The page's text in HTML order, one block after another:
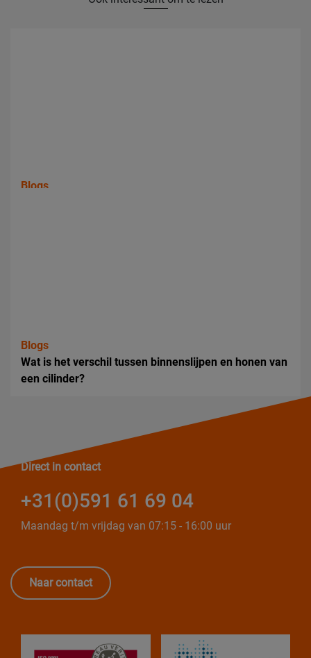
Blogs
Blogs
Wat is het verschil tussen binnenslijpen en honen van
een cilinder?
Direct in contact
+31(0)591 61 69 04
Maandag t/m vrijdag van 07:15 - 16:00 uur
Naar contact